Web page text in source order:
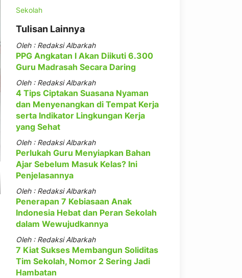
Sekolah
Tulisan Lainnya
Oleh : Redaksi Albarkah
PPG Angkatan I Akan Diikuti 6.300
Guru Madrasah Secara Daring
Oleh : Redaksi Albarkah
4 Tips Ciptakan Suasana Nyaman
dan Menyenangkan di Tempat Kerja
serta Indikator Lingkungan Kerja
yang Sehat
Oleh : Redaksi Albarkah
Perlukah Guru Menyiapkan Bahan
Ajar Sebelum Masuk Kelas? Ini
Penjelasannya
Oleh : Redaksi Albarkah
Penerapan 7 Kebiasaan Anak
Indonesia Hebat dan Peran Sekolah
dalam Wewujudkannya
Oleh : Redaksi Albarkah
7 Kiat Sukses Membangun Soliditas
Tim Sekolah, Nomor 2 Sering Jadi
Hambatan